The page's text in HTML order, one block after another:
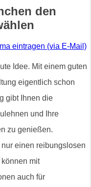
den
eintragen (via E-Mail)
Idee. Mit einem guten
eigentlich schon
gibt Ihnen die
und Ihre
zu genießen.
einen reibungslosen
mit
auch für